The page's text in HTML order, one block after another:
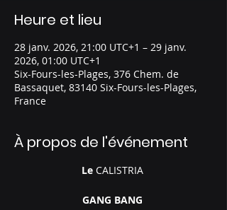
Heure et lieu
28 janv. 2026, 21:00 UTC+1 – 29 janv.
2026, 01:00 UTC+1
Six-Fours-les-Plages, 376 Chem. de
Bassaquet, 83140 Six-Fours-les-Plages,
France
À propos de l'événement
Le CALISTRIA
GANG BANG